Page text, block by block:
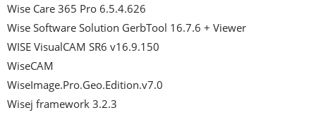
Wise Care 365 Pro 6.5.4.626
Wise Software Solution GerbTool 16.7.6 + Viewer
WISE VisualCAM SR6 v16.9.150
WiseCAM
WiseImage.Pro.Geo.Edition.v7.0
Wisej framework 3.2.3